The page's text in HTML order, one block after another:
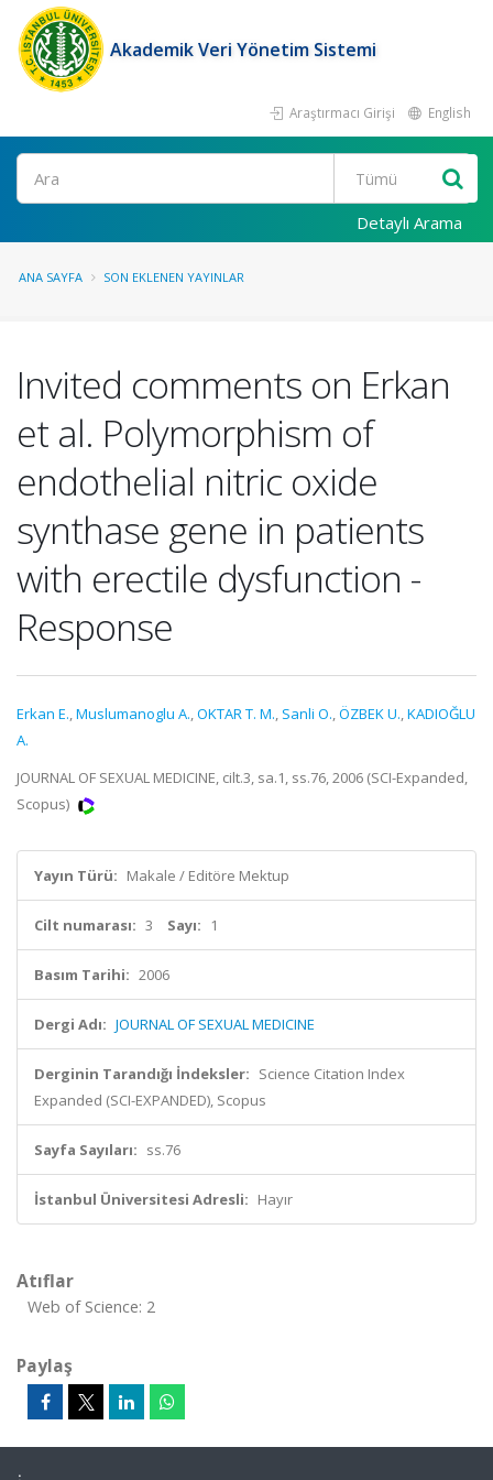
Akademik Veri Yönetim Sistemi
Araştırmacı Girişi English
Ara
Detaylı Arama
ANA SAYFA SON EKLENEN YAYINLAR
Invited comments on Erkan
et al. Polymorphism of
endothelial nitric oxide
synthase gene in patients
with erectile dysfunction -
Response
Erkan E.,Muslumanoglu A.,OKTAR T. M., Sanli O.,ÖZBEK U.,KADIOĞLU
A.
JOURNAL OF SEXUAL MEDICINE, cilt.3, sa.1, ss.76, 2006 (SCI-Expanded,
Scopus)
Yayın Türü: Makale / Editöre Mektup
Cilt numarası: 3 Sayı: 1
Basım Tarihi: 2006
Dergi Adı: JOURNAL OF SEXUAL MEDICINE
Derginin Tarandığı İndeksler: Science Citation Index
Expanded (SCI-EXPANDED), Scopus
Sayfa Sayıları: ss.76
İstanbul Üniversitesi Adresli: Hayır
Atıflar
Web of Science: 2
Paylaş